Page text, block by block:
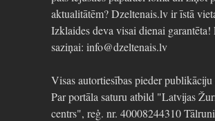
aktualitātēm? Dzeltenais.lv ir īstā
Izklaides deva visai dienai garantēta!
saziņai: info@dzeltenais.lv
Visas autortiesības pieder publikāciju
Par portāla saturu atbild "Latvijas
centrs", reģ. nr. 40008244310